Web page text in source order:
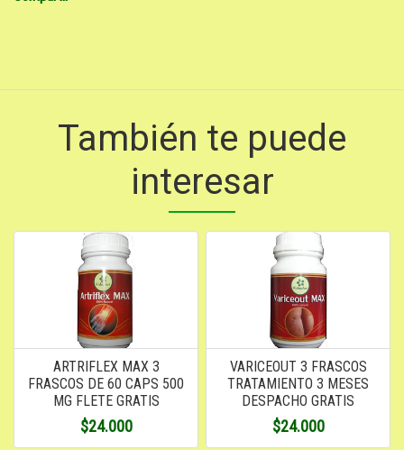
También te puede
interesar
ARTRIFLEX MAX 3
FRASCOS DE 60 CAPS 500
MG FLETE GRATIS
$24.000
VARICEOUT 3 FRASCOS
TRATAMIENTO 3 MESES
DESPACHO GRATIS
$24.000